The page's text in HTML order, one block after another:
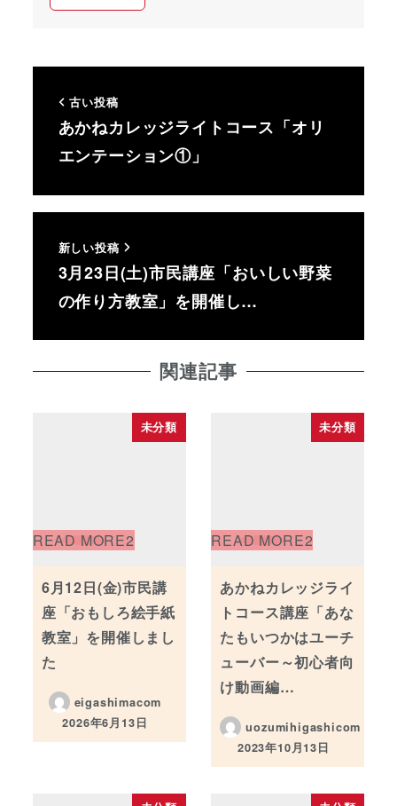
古い投稿
あかねカレッジライトコース「オリ
エンテーション①」
新しい投稿
3月23日(土)市民講座「おいしい野菜
の作り方教室」を開催し…
関連記事
未分類
6月12日(金)市民講
座「おもしろ絵手紙
教室」を開催しまし
た
eigashimacom
投稿日
2026年6月13日
未分類
あかねカレッジライ
トコース講座「あな
たもいつかはユーチ
ューバー～初心者向
け動画編…
uozumihigashicom
投稿日
2023年10月13日